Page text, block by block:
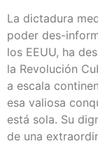
La dic­ta­du­ra
poder des-
los EEUU, ha
la Revo­lu­ción
a esca­la
esa valio­sa
está sola. Su
de una